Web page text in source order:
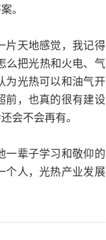
。
天地感觉，我记得
么把光热和火电、气
为光热可以和油气开
前，也真的很有建设
会不会再有。
辈子学习和敬仰的
个人，光热产业发展